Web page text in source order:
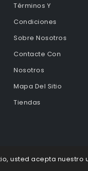
Términos Y
Condiciones
Sobre Nosotros
Contacte Con
Nosotros
Mapa Del Sitio
Tiendas
usted acepta nuestro